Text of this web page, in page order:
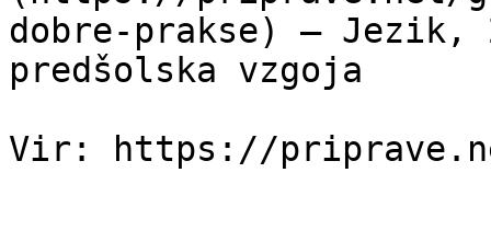
dobre-prakse) —
predšolska vzgoja